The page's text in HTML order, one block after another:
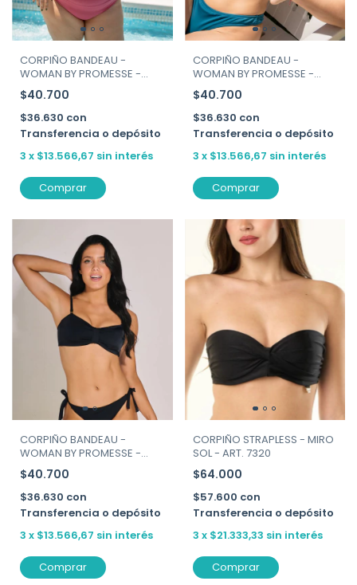
CORPIÑO BANDEAU -
WOMAN BY PROMESSE -
ART. 55276
$40.700
$36.630 con
Transferencia o depósito
3 x $13.566,67 sin interés
Comprar
CORPIÑO BANDEAU -
WOMAN BY PROMESSE -
ART. 55276
$40.700
$36.630 con
Transferencia o depósito
3 x $13.566,67 sin interés
Comprar
CORPIÑO BANDEAU -
WOMAN BY PROMESSE -
ART. 55276
$40.700
$36.630 con
Transferencia o depósito
3 x $13.566,67 sin interés
Comprar
CORPIÑO STRAPLESS - MIRO
SOL - ART. 7320
$64.000
$57.600 con
Transferencia o depósito
3 x $21.333,33 sin interés
Comprar